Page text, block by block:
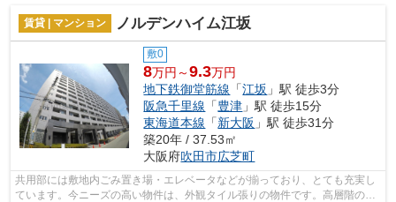
賃貸 | マンション ノルデンハイム江坂
敷0
8万円～9.3万円
地下鉄御堂筋線 「江坂 」駅 徒歩3分
阪急千里線 「豊津 」駅 徒歩15分
東海道本線 「新大阪 」駅 徒歩31分
築20年 / 37.53㎡
大阪府吹田市広芝町
共用部には敷地内ごみ置き場・エレベータなどが揃っており、とても充実し
ています。今ニーズの高い物件は、外観タイル張りの物件です。高層階の物